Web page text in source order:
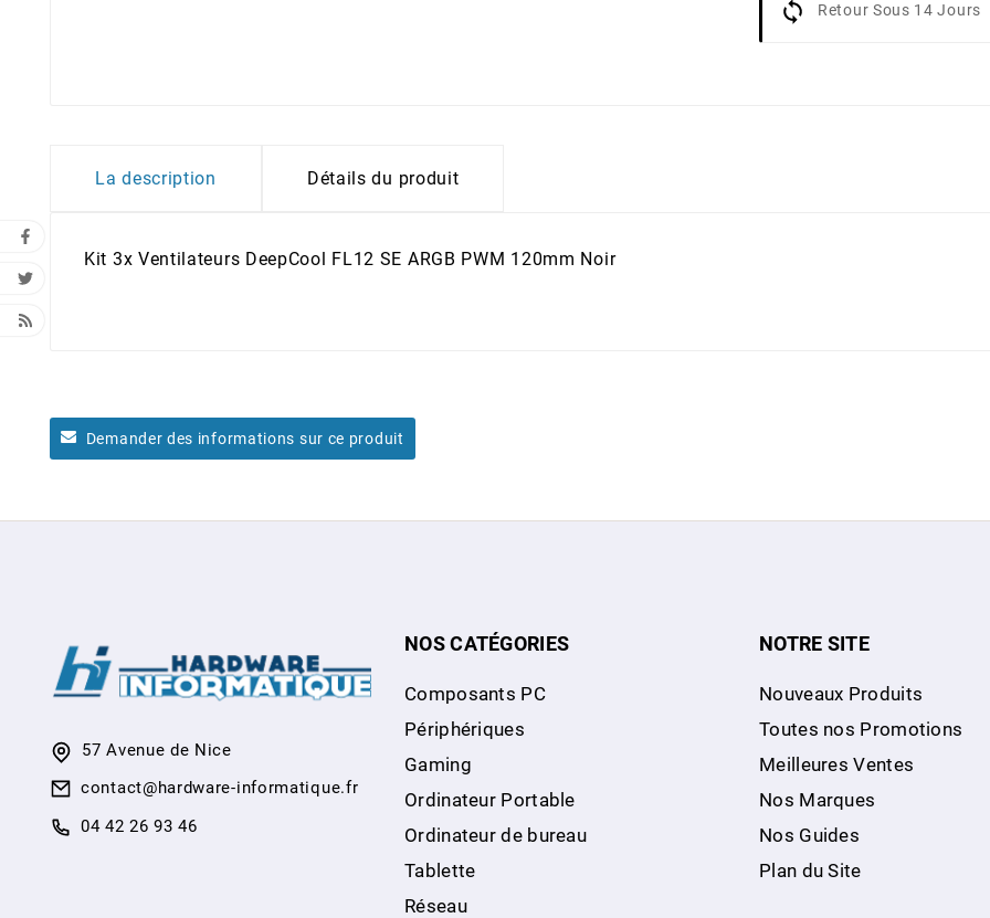
Retour Sous 14 Jours
La description Détails du produit
Kit 3x Ventilateurs DeepCool FL12 SE ARGB PWM 120mm Noir
Demander des informations sur ce produit
57 Avenue de Nice
contact@hardware-informatique.fr
04 42 26 93 46
NOS CATÉGORIES
Composants PC
Périphériques
Gaming
Ordinateur Portable
Ordinateur de bureau
Tablette
Réseau
NOTRE SITE
Nouveaux Produits
Toutes nos Promotions
Meilleures Ventes
Nos Marques
Nos Guides
Plan du Site